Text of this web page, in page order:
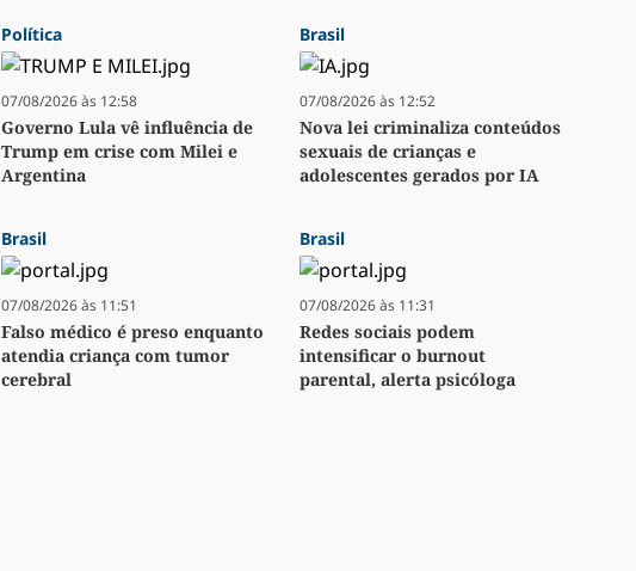
Política
07/08/2026 às 12:58
Governo Lula vê influência de
Trump em crise com Milei e
Argentina
Brasil
07/08/2026 às 12:52
Nova lei criminaliza conteúdos
sexuais de crianças e
adolescentes gerados por IA
Brasil
07/08/2026 às 11:51
Falso médico é preso enquanto
atendia criança com tumor
cerebral
Brasil
07/08/2026 às 11:31
Redes sociais podem
intensificar o burnout
parental, alerta psicóloga